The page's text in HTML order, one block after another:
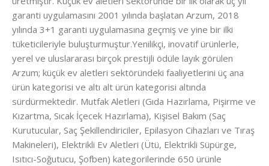
garanti uygulamasını 2001 yılında başlatan Arzum, 2018
yılında 3+1 garanti uygulamasına geçmiş ve yine bir ilki
tüketicileriyle buluşturmuştur.Yenilikçi, inovatif ürünlerle,
yerel ve uluslararası birçok prestijli ödüle layık görülen
Arzum; küçük ev aletleri sektöründeki faaliyetlerini üç ana
ürün kategorisi ve altı alt ürün kategorisi altında
sürdürmektedir. Mutfak Aletleri (Gıda Hazırlama, Pişirme ve
Kızartma, Sıcak İçecek Hazırlama), Kişisel Bakım (Saç
Kurutucular, Saç Şekillendiriciler, Epilasyon Cihazları ve Tıraş
Makineleri), Elektrikli Ev Aletleri (Ütü, Elektrikli Süpürge,
Isıtıcı-Soğutucu, Şofben) kategorilerinde 650 ürünle